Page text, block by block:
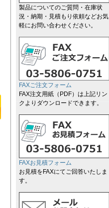
製品についてのご質問・在庫状
況・納期・見積もり依頼などお気
軽にお問い合わせください。
FAXご注文フォーム
FAX注文用紙（PDF）は上記リン
クよりダウンロードできます。
FAXお見積フォーム
お見積をFAXにてご回答いたしま
す。